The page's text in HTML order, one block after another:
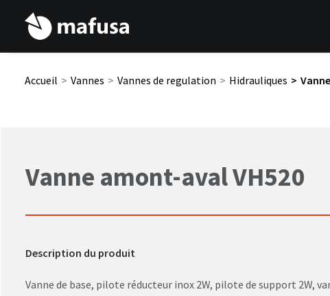
Accueil Vannes Vannes de regulation Hidrauliques
Vanne amont-aval VH520
Description du produit
Vanne de base, pilote réducteur inox 2W, pilote de support 2W,